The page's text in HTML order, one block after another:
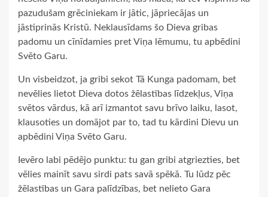
pazudušam grēciniekam ir jātic, jāpriecājas un
jāstiprinās Kristū. Neklausīdams šo Dieva gribas
padomu un cīnīdamies pret Viņa lēmumu, tu apbēdini
Svēto Garu.
Un visbeidzot, ja gribi sekot Tā Kunga padomam, bet
nevēlies lietot Dieva dotos žēlastības līdzekļus, Viņa
svētos vārdus, kā arī izmantot savu brīvo laiku, lasot,
klausoties un domājot par to, tad tu kārdini Dievu un
apbēdini Viņa Svēto Garu.
Ievēro labi pēdējo punktu: tu gan gribi atgriezties, bet
vēlies mainīt savu sirdi pats savā spēkā. Tu lūdz pēc
žēlastības un Gara palīdzības, bet nelieto Gara